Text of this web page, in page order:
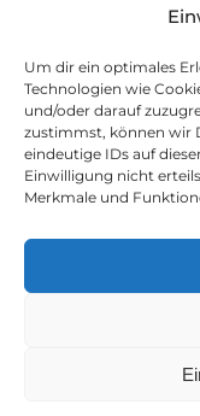
Um dir ein optimales
Technologien wie
und/oder darauf
zustimmst, können wir
eindeutige IDs auf
Einwilligung nicht
Merkmale und
Natur- und
8933 St. Gallen,
+43 3632 7714